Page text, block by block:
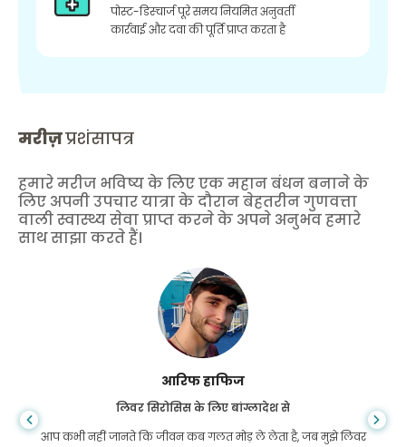
पोस्ट-डिस्चार्ज पूरे समय नियमित अनुवर्ती
कार्रवाई और दवा की पूर्ति प्राप्त करता है
मरीज़प्रशंसापत्र
हमारे मरीज भविष्य के लिए एक महान बंधन बनाने के
लिए अपनी उपचार यात्रा के दौरान बेहतरीन गुणवत्ता
वाली स्वास्थ्य सेवा प्राप्त करने के अपने अनुभव हमारे
साथ साझा करते हैं।
आरिफ हाफिज
लिवर सिरोसिस के लिए बांग्लादेश से
आप कभी नहीं जानते कि जीवन कब गलत मोड़ ले लेता है, जब मुझे लिवर